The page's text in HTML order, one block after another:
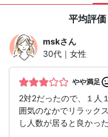
平均評価
mskさん
30代｜女性
やや満足
2対2だったので、１人
囲気のなかでリラック
し人数が居ると良かった